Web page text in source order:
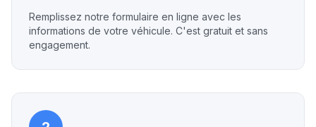
Remplissez notre formulaire en ligne avec les
informations de votre véhicule. C'est gratuit et sans
engagement.